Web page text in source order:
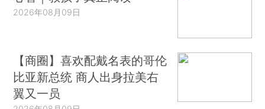
2026年08月09日
【商圈】喜欢配戴名表的哥伦
比亚新总统 商人出身拉美右
翼又一员